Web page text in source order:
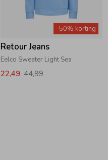
-50% korting
Retour Jeans
Eelco Sweater Light Sea
22,49 44,99